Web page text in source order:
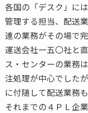
各国の「デスク」に
管理する担当、配送
連の業務がその場で
運送会社一五〇社と
ス・センターの業務
注処理が中心でした
に付随して配送業務
それまでの４ＰＬ企